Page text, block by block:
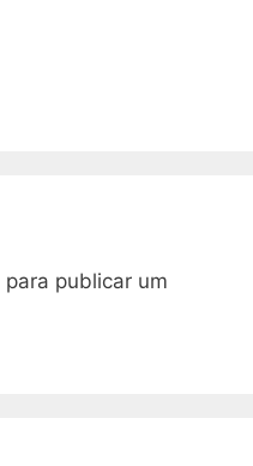
para publicar um